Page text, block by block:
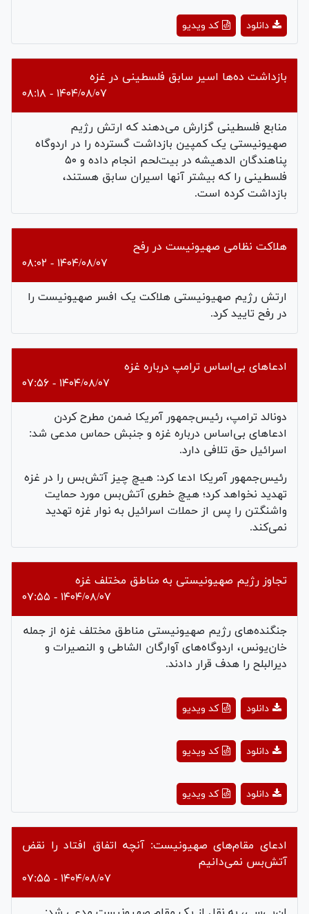
Play
Video
کد ویدیو دانلود
بازداشت ده‌ها اسیر سابق فلسطینی در غزه
۱۴۰۴/۰۸/۰۷ - ۰۸:۱۸
منابع فلسطینی گزارش می‌دهند که ارتش رژیم
صهیونیستی یک کمپین بازداشت گسترده را در اردوگاه
پناهندگان الدهیشه در بیت‌لحم انجام داده و ۵۰
فلسطینی را که بیشتر آنها اسیران سابق هستند،
بازداشت کرده است.
هلاکت نظامی صهیونیست در رفح
۱۴۰۴/۰۸/۰۷ - ۰۸:۰۲
ارتش رژیم صهیونیستی هلاکت یک افسر صهیونیست را
در رفح تایید کرد.
ادعا‌های بی‌اساس ترامپ درباره غزه
۱۴۰۴/۰۸/۰۷ - ۰۷:۵۶
دونالد ترامپ، رئیس‌جمهور آمریکا ضمن مطرح کردن
ادعا‌های بی‌اساس درباره غزه و جنبش حماس مدعی شد:
اسرائیل حق تلافی دارد.
رئیس‌جمهور آمریکا ادعا کرد: هیچ چیز آتش‌بس را در غزه
تهدید نخواهد کرد؛ هیچ خطری آتش‌بس مورد حمایت
واشنگتن را پس از حملات اسرائیل به نوار غزه تهدید
نمی‌کند.
تجاوز رژیم صهیونیستی به مناطق مختلف غزه
۱۴۰۴/۰۸/۰۷ - ۰۷:۵۵
جنگنده‌های رژیم صهیونیستی مناطق مختلف غزه از جمله
خان‌یونس، اردوگاه‌های آوارگان الشاطی و النصیرات و
دیرالبلح را هدف قرار دادند.
Playکد ویدیو دانلود
Playکد ویدیو دانلود
Play
Video
کد ویدیو دانلود
ادعای مقام‌های صهیونیست: آنچه اتفاق افتاد را نقض
آتش‌بس نمی‌دانیم
۱۴۰۴/۰۸/۰۷ - ۰۷:۵۵